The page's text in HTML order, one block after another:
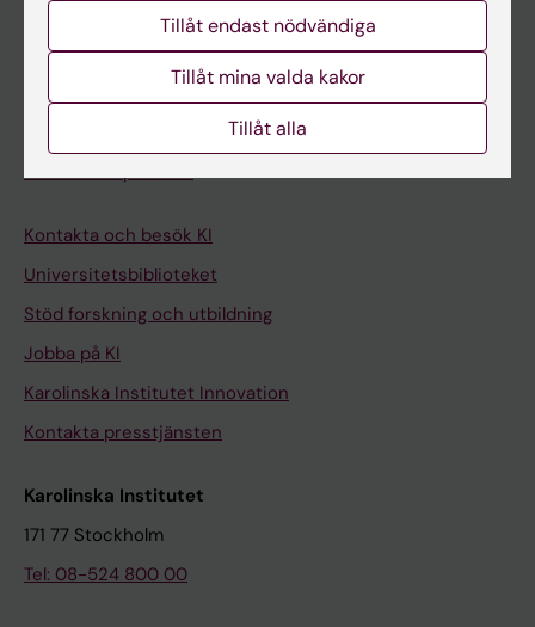
Kurs- och programwebbar
Student på KI
Medarbetarportalen
Kontakta och besök KI
Universitetsbiblioteket
Stöd forskning och utbildning
Jobba på KI
Karolinska Institutet Innovation
Kontakta presstjänsten
Karolinska Institutet
171 77 Stockholm
Tel: 08-524 800 00
Tillåt endast nödvändiga
Tillåt mina valda kakor
Tillåt alla